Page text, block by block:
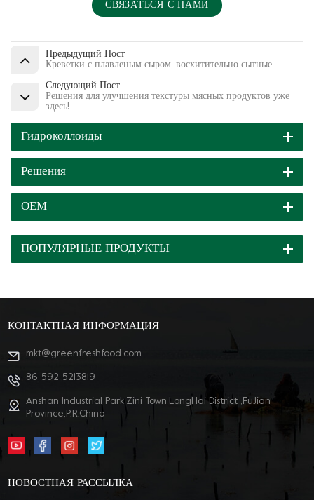
СВЯЗАТЬСЯ С НАМИ
Предыдущий Пост
Креветки с плавленым сыром, восхитительно сытные
Следующий Пост
Решения для улучшения текстуры мясных продуктов уже
здесь!
Гидроколлоиды
Решения
ОЕМ
ПОПУЛЯРНЫЕ ПРОДУКТЫ
КОНТАКТНАЯ ИНФОРМАЦИЯ
mkt@greenfreshfood.com
86-592-5213819
Anshan Industrial Park,Zini Town,LongHai District ,FuJian
Province,P.R.China
НОВОСТНАЯ РАССЫЛКА